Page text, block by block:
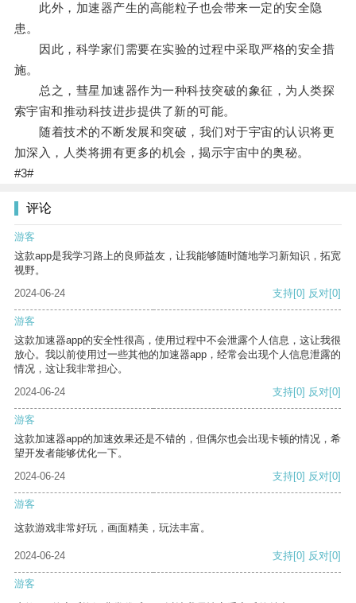
此外，加速器产生的高能粒子也会带来一定的安全隐
患。
因此，科学家们需要在实验的过程中采取严格的安全措
施。
总之，彗星加速器作为一种科技突破的象征，为人类探
索宇宙和推动科技进步提供了新的可能。
随着技术的不断发展和突破，我们对于宇宙的认识将更
加深入，人类将拥有更多的机会，揭示宇宙中的奥秘。
#3#
评论
游客
这款app是我学习路上的良师益友，让我能够随时随地学习新知识，拓宽
视野。
2024-06-24
支持[0] 反对[0]
游客
这款加速器app的安全性很高，使用过程中不会泄露个人信息，这让我很
放心。我以前使用过一些其他的加速器app，经常会出现个人信息泄露的
情况，这让我非常担心。
2024-06-24
支持[0] 反对[0]
游客
这款加速器app的加速效果还是不错的，但偶尔也会出现卡顿的情况，希
望开发者能够优化一下。
2024-06-24
支持[0] 反对[0]
游客
这款游戏非常好玩，画面精美，玩法丰富。
2024-06-24 支持[0] 反对[0]
游客